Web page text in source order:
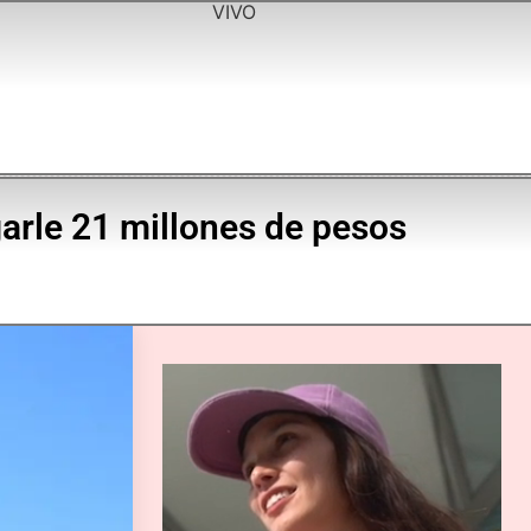
VIVO
21 millones de pesos